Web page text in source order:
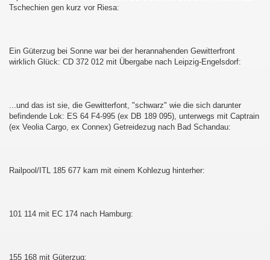
Tschechien gen kurz vor Riesa:
Ein Güterzug bei Sonne war bei der herannahenden Gewitterfront
wirklich Glück: CD 372 012 mit Übergabe nach Leipzig-Engelsdorf:
...und das ist sie, die Gewitterfont, "schwarz" wie die sich darunter
befindende Lok: ES 64 F4-995 (ex DB 189 095), unterwegs mit Captrain
(ex Veolia Cargo, ex Connex) Getreidezug nach Bad Schandau:
Railpool/ITL 185 677 kam mit einem Kohlezug hinterher:
101 114 mit EC 174 nach Hamburg:
155 168 mit Güterzug: